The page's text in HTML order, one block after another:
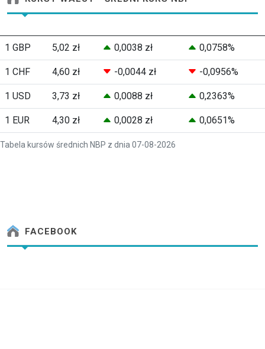
Tabela kursów średnich NBP z dnia 07-08-2026
1 GBP 5,02 zł 0,0038 zł 0,0758%
1 CHF 4,60 zł -0,0044 zł -0,0956%
1 USD 3,73 zł 0,0088 zł 0,2363%
1 EUR 4,30 zł 0,0028 zł 0,0651%
FACEBOOK